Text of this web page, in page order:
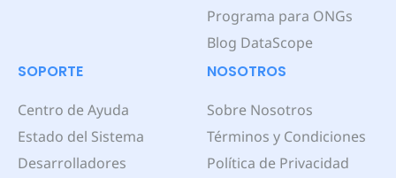
Programa para ONGs
Blog DataScope
SOPORTE
Centro de Ayuda
Estado del Sistema
Desarrolladores
NOSOTROS
Sobre Nosotros
Términos y Condiciones
Política de Privacidad